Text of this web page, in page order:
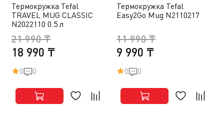
Термокружка Tefal
TRAVEL MUG CLASSIC
N2022110 0.5 л
18 990 ₸
21 990 ₸
0 0
Термокружка Tefal
Easy2Go Mug N2110217
9 990 ₸
11 990 ₸
0 0